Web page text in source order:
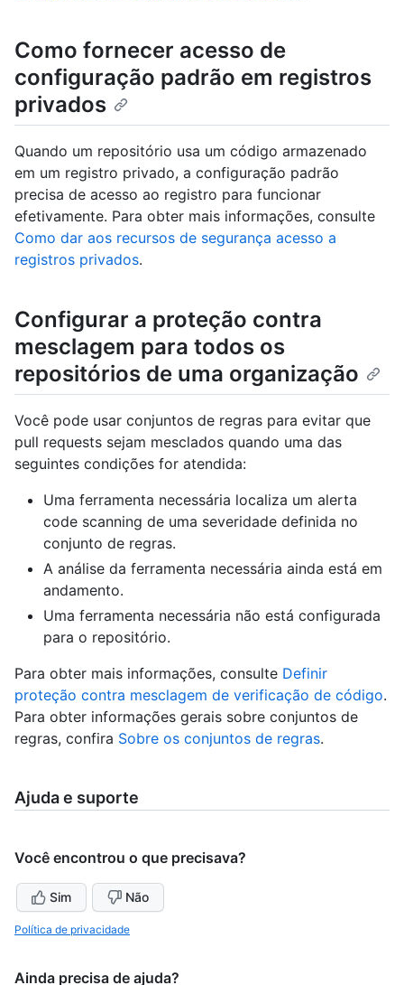
Como fornecer acesso de
configuração padrão em registros
privados
Quando um repositório usa um código armazenado
em um registro privado, a configuração padrão
precisa de acesso ao registro para funcionar
efetivamente. Para obter mais informações, consulte
Como dar aos recursos de segurança acesso a
registros privados.
Configurar a proteção contra
mesclagem para todos os
repositórios de uma organização
Você pode usar conjuntos de regras para evitar que
pull requests sejam mesclados quando uma das
seguintes condições for atendida:
Uma ferramenta necessária localiza um alerta
code scanning de uma severidade definida no
conjunto de regras.
A análise da ferramenta necessária ainda está em
andamento.
Uma ferramenta necessária não está configurada
para o repositório.
Para obter mais informações, consulte Definir
proteção contra mesclagem de verificação de código.
Para obter informações gerais sobre conjuntos de
regras, confira Sobre os conjuntos de regras.
Ajuda e suporte
Você encontrou o que precisava?
Sim Não
Política de privacidade
Ainda precisa de ajuda?